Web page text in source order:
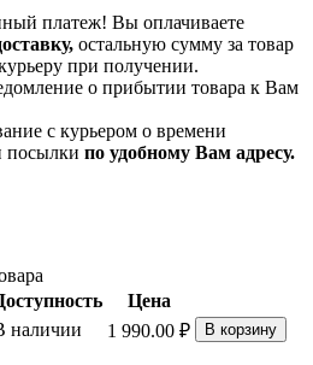
платеж! Вы оплачиваете
остальную сумму за товар
при получении.
о прибытии товара к Вам
с курьером о времени
посылки по удобному Вам адресу.
Цена
наличии 1 990.00 ₽ В корзину